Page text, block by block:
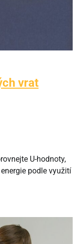
vrat
U-hodnoty,
podle využití